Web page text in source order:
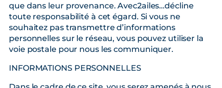
que dans leur provenance. Avec2ailes…décline
toute responsabilité à cet égard. Si vous ne
souhaitez pas transmettre d’informations
personnelles sur le réseau, vous pouvez utiliser la
voie postale pour nous les communiquer.
INFORMATIONS PERSONNELLES